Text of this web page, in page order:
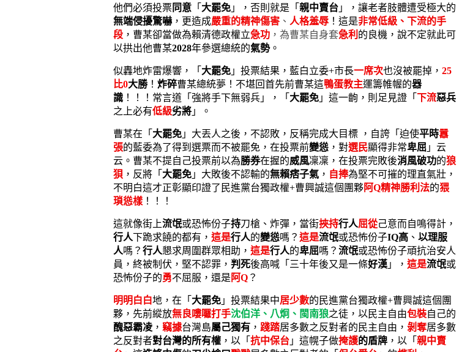
他們必須投票同意 「 大罷免 」，否則就是「 親中賣台 」，讓老者肢體遭受極大的
無端侵擾驚嚇，更造成嚴重的精神傷害 、 人格羞辱 ！這是非常低級、下流的手
段 ，曹某卻當做為賴清德政權立急功 ，為曹某自身套急利 的良機，說不定就此可
以拱出他曹某2028年參選總統的氣勢。
似轟地炸雷爆響，「 大罷免 」投票結果，藍白立委+市長一席次也沒被罷掉， 25
比0大勝！ 炸碎曹某總統夢！不堪回首先前曹某這鴨蛋教主運籌帷幄的器
識 ！！！常言道「強將手下無弱兵」，「 大罷免 」這一齣，則足見證「 下流惡兵
之上必有低級劣將 」。
曹某在「 大罷免 」大丟人之後，不認敗，反稱完成大目標 ，自誇「迫使平時囂
張的藍委為了得到選票而不被罷免，在投票前變慫 ，對選民顯得非常卑屈 」云
云。曹某不提自己投票前以為勝券在握的威風凜凜，在投票完敗後消風破功的狼
狽 ，反將「 大罷免 」大敗後不認輸的無賴痞子氣 ， 自捧為堅不可摧的理直氣壯，
不明白這才正彰顯印證了民進黨台獨政權+曹興誠這個團夥阿Q精神勝利法的猥
瑣慫樣 ！！！
這就像街上流氓或恐怖份子持刀槍、炸彈，當街挾持行人屈從己意而自鳴得計，
行人下跪求饒的都有， 這是行人的變慫嗎？ 這是流氓或恐怖份子IQ高 、 以理服
人嗎？ 行人懇求周圍群眾相助， 這是行人的卑屈嗎？ 流氓或恐怖份子頑抗治安人
員，終被制伏，堅不認罪， 判死後高喊「三十年後又是一條好漢 」， 這是流氓或
恐怖份子的勇不屈服，還是 阿Q ？
明明白白地，在「 大罷免 」投票結果中居少數的民進黨台獨政權+曹興誠這個團
夥，先前縱放無良嘍囉打手沈伯洋、八炯、閩南狼之徒，以民主自由包裝自己的
醜惡霸凌 ， 竊據台灣島屬己獨有 ， 踐踏居多數之反對者的民主自由， 剝奪居多數
之反對者對台灣的所有權 ，以「 抗中保台 」這幌子做掩護的盾牌 ，以「 親中賣